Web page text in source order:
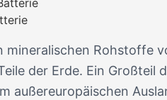
mineralischen Rohstoffe
der Erde. Ein
außereuropäischen